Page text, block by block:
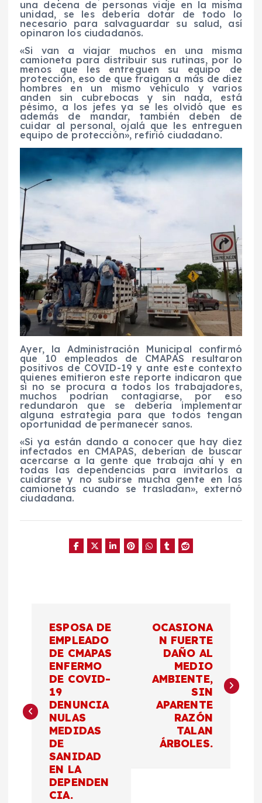
una decena de personas viaje en la misma
unidad, se les debería dotar de todo lo
necesario para salvaguardar su salud, así
opinaron los ciudadanos.
«Si van a viajar muchos en una misma
camioneta para distribuir sus rutinas, por lo
menos que les entreguen su equipo de
protección, eso de que traigan a más de diez
hombres en un mismo vehículo y varios
anden sin cubrebocas y sin nada, está
pésimo, a los jefes ya se les olvidó que es
además de mandar, también deben de
cuidar al personal, ojalá que les entreguen
equipo de protección», refirió ciudadano.
Ayer, la Administración Municipal confirmó
que 10 empleados de CMAPAS resultaron
positivos de COVID-19 y ante este contexto
quienes emitieron este reporte indicaron que
si no se procura a todos los trabajadores,
muchos podrían contagiarse, por eso
redundaron que se debería implementar
alguna estrategia para que todos tengan
oportunidad de permanecer sanos.
«Si ya están dando a conocer que hay diez
infectados en CMAPAS, deberían de buscar
acercarse a la gente que trabaja ahí y en
todas las dependencias para invitarlos a
cuidarse y no subirse mucha gente en las
camionetas cuando se trasladan», externó
ciudadana.
e
ESPOSA DE
EMPLEADO
DE CMAPAS
ENFERMO
DE COVID-
19
DENUNCIA
NULAS
MEDIDAS
DE
SANIDAD
EN LA
DEPENDEN
CIA.
OCASIONA
N FUERTE
DAÑO AL
MEDIO
AMBIENTE,
SIN
APARENTE
RAZÓN
TALAN
ÁRBOLES.